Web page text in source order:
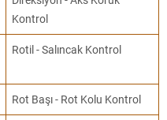
Kontrol
Rotil - Salıncak Kontrol
Rot Başı - Rot Kolu Kontrol